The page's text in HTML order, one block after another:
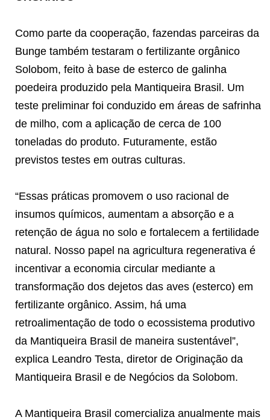
Como parte da cooperação, fazendas parceiras da
Bunge também testaram o fertilizante orgânico
Solobom, feito à base de esterco de galinha
poedeira produzido pela Mantiqueira Brasil. Um
teste preliminar foi conduzido em áreas de safrinha
de milho, com a aplicação de cerca de 100
toneladas do produto. Futuramente, estão
previstos testes em outras culturas.
“Essas práticas promovem o uso racional de
insumos químicos, aumentam a absorção e a
retenção de água no solo e fortalecem a fertilidade
natural. Nosso papel na agricultura regenerativa é
incentivar a economia circular mediante a
transformação dos dejetos das aves (esterco) em
fertilizante orgânico. Assim, há uma
retroalimentação de todo o ecossistema produtivo
da Mantiqueira Brasil de maneira sustentável”,
explica Leandro Testa, diretor de Originação da
Mantiqueira Brasil e de Negócios da Solobom.
A Mantiqueira Brasil comercializa anualmente mais